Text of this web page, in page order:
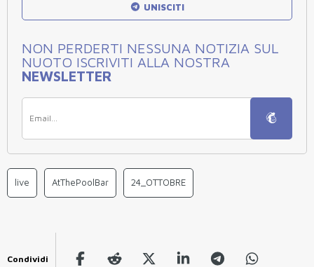
UNISCITI
NON PERDERTI NESSUNA NOTIZIA SUL
NUOTO ISCRIVITI ALLA NOSTRA
NEWSLETTER
live AtThePoolBar 24_OTTOBRE
Condividi